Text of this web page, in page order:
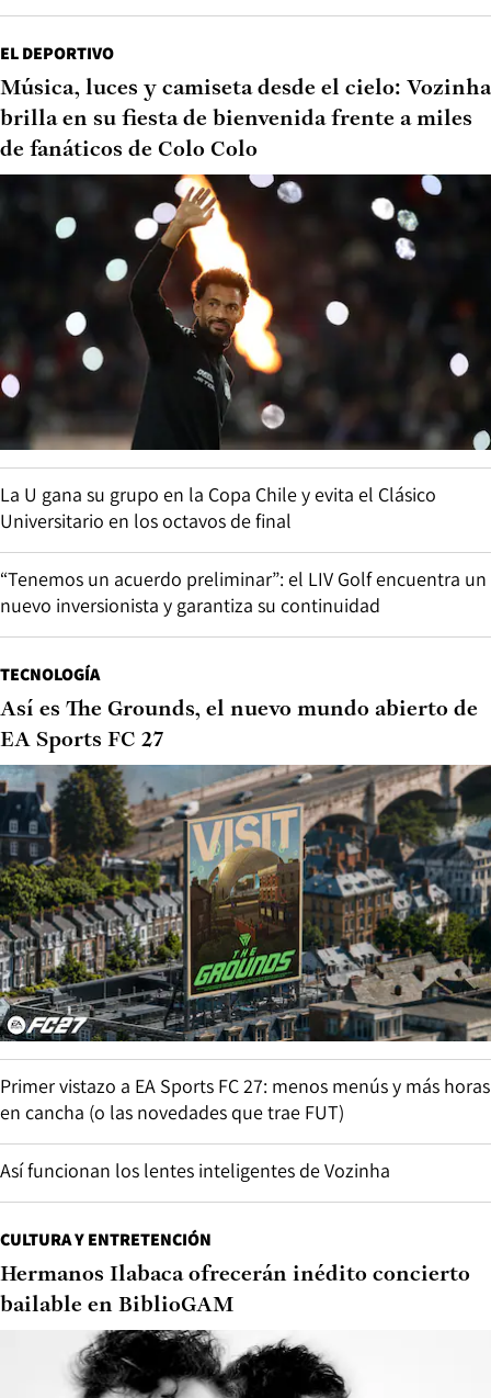
EL DEPORTIVO
Música, luces y camiseta desde el cielo: Vozinha
brilla en su fiesta de bienvenida frente a miles
de fanáticos de Colo Colo
La U gana su grupo en la Copa Chile y evita el Clásico
Universitario en los octavos de final
“Tenemos un acuerdo preliminar”: el LIV Golf encuentra un
nuevo inversionista y garantiza su continuidad
TECNOLOGÍA
Así es The Grounds, el nuevo mundo abierto de
EA Sports FC 27
Primer vistazo a EA Sports FC 27: menos menús y más horas
en cancha (o las novedades que trae FUT)
Así funcionan los lentes inteligentes de Vozinha
CULTURA Y ENTRETENCIÓN
Hermanos Ilabaca ofrecerán inédito concierto
bailable en BiblioGAM